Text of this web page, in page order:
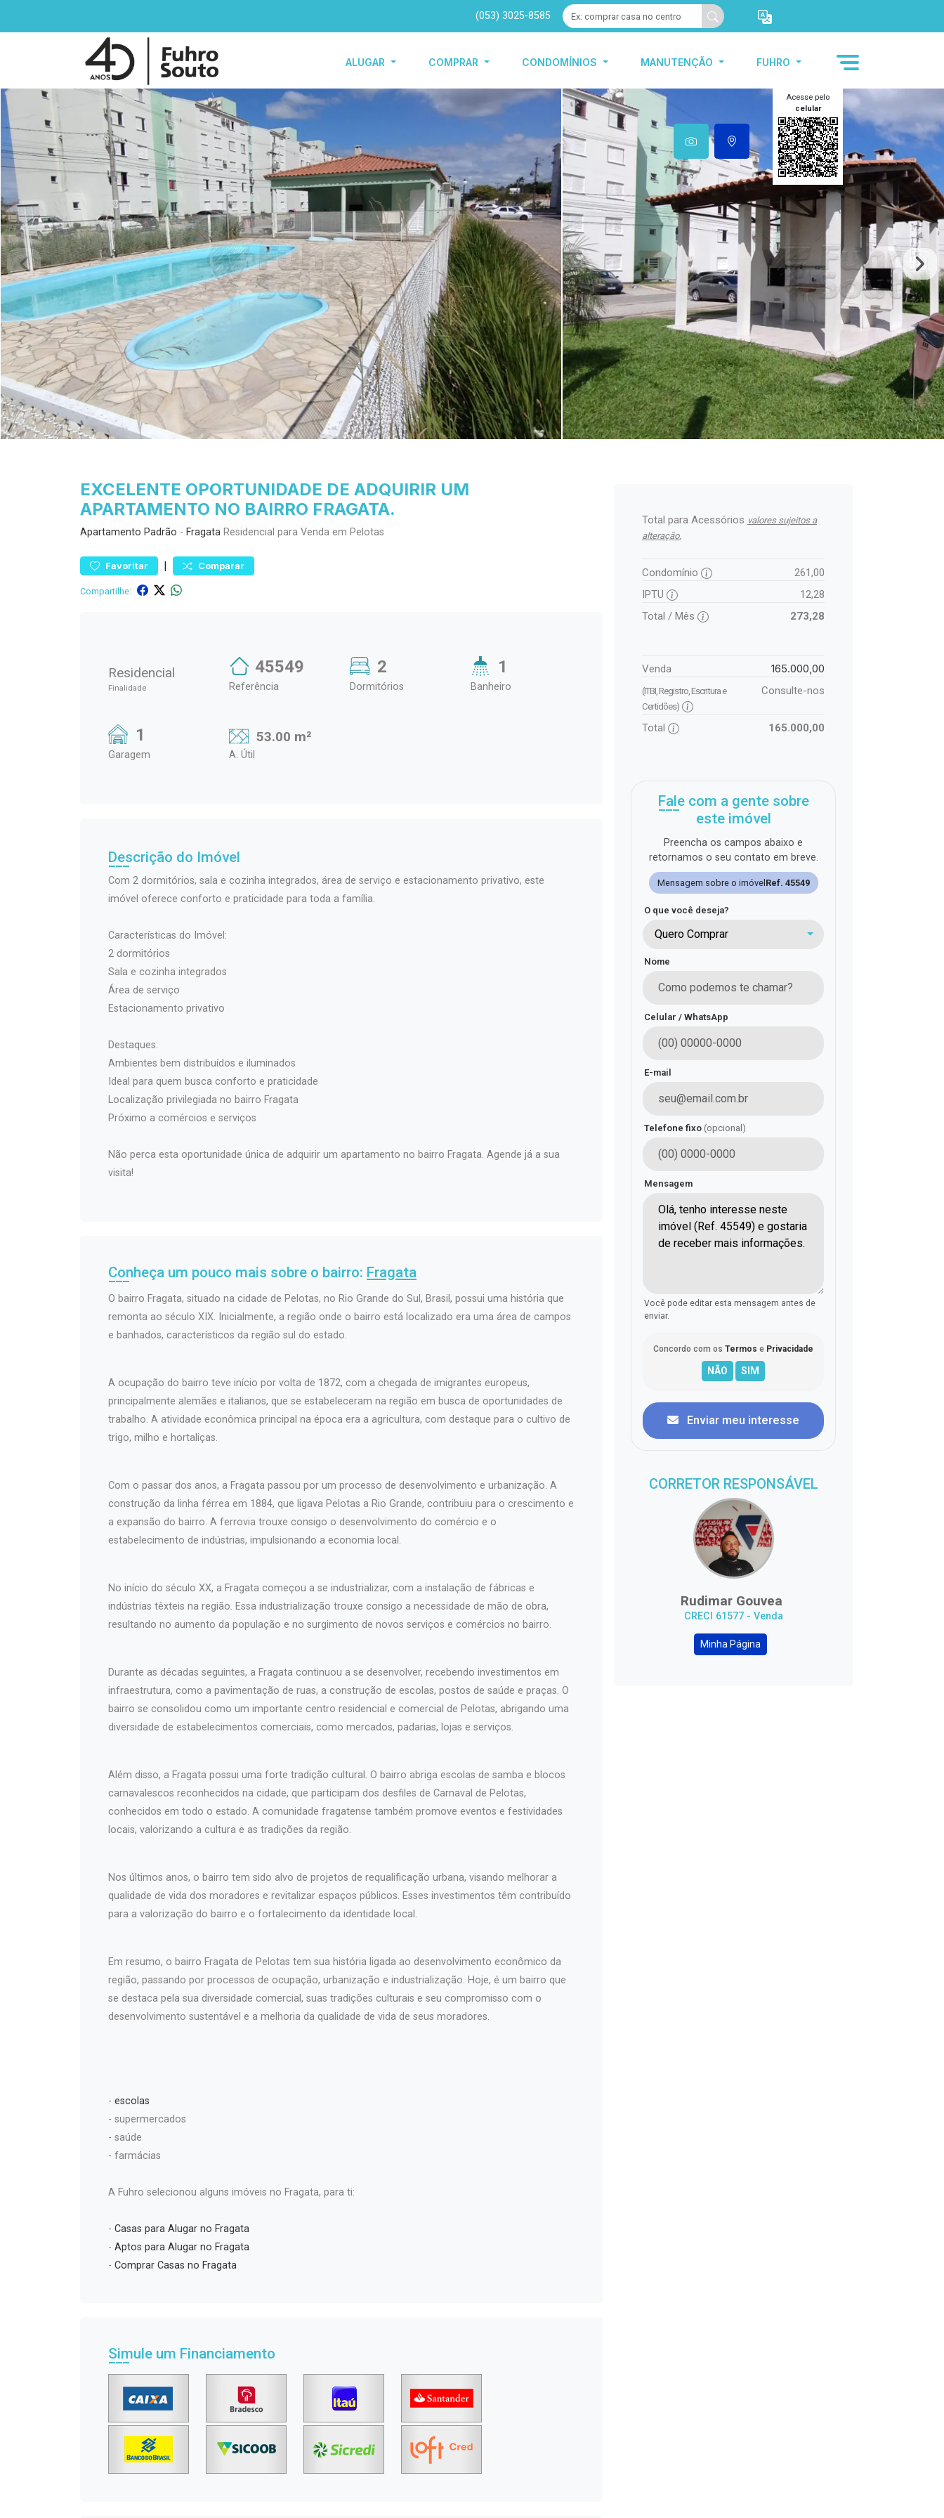
(053) 3025-8585
ALUGAR COMPRAR CONDOMÍNIOS MANUTENÇÃO FUHRO
Acesse pelo
celular
EXCELENTE OPORTUNIDADE DE ADQUIRIR UM
APARTAMENTO NO BAIRRO FRAGATA.
Apartamento Padrão - Fragata Residencial para Venda em Pelotas
Favoritar | Comparar
Compartilhe:
Residencial
Finalidade
45549
Referência
2
Dormitórios
1
Banheiro
1
Garagem
53.00 m²
A. Útil
Descrição do Imóvel
Com 2 dormitórios, sala e cozinha integrados, área de serviço e estacionamento privativo, este
imóvel oferece conforto e praticidade para toda a família.
Características do Imóvel:
2 dormitórios
Sala e cozinha integrados
Área de serviço
Estacionamento privativo
Destaques:
Ambientes bem distribuídos e iluminados
Ideal para quem busca conforto e praticidade
Localização privilegiada no bairro Fragata
Próximo a comércios e serviços
Não perca esta oportunidade única de adquirir um apartamento no bairro Fragata. Agende já a sua
visita!
Conheça um pouco mais sobre o bairro: Fragata
O bairro Fragata, situado na cidade de Pelotas, no Rio Grande do Sul, Brasil, possui uma história que
remonta ao século XIX. Inicialmente, a região onde o bairro está localizado era uma área de campos
e banhados, característicos da região sul do estado.
A ocupação do bairro teve início por volta de 1872, com a chegada de imigrantes europeus,
principalmente alemães e italianos, que se estabeleceram na região em busca de oportunidades de
trabalho. A atividade econômica principal na época era a agricultura, com destaque para o cultivo de
trigo, milho e hortaliças.
Com o passar dos anos, a Fragata passou por um processo de desenvolvimento e urbanização. A
construção da linha férrea em 1884, que ligava Pelotas a Rio Grande, contribuiu para o crescimento e
a expansão do bairro. A ferrovia trouxe consigo o desenvolvimento do comércio e o
estabelecimento de indústrias, impulsionando a economia local.
No início do século XX, a Fragata começou a se industrializar, com a instalação de fábricas e
indústrias têxteis na região. Essa industrialização trouxe consigo a necessidade de mão de obra,
resultando no aumento da população e no surgimento de novos serviços e comércios no bairro.
Durante as décadas seguintes, a Fragata continuou a se desenvolver, recebendo investimentos em
infraestrutura, como a pavimentação de ruas, a construção de escolas, postos de saúde e praças. O
bairro se consolidou como um importante centro residencial e comercial de Pelotas, abrigando uma
diversidade de estabelecimentos comerciais, como mercados, padarias, lojas e serviços.
Além disso, a Fragata possui uma forte tradição cultural. O bairro abriga escolas de samba e blocos
carnavalescos reconhecidos na cidade, que participam dos desfiles de Carnaval de Pelotas,
conhecidos em todo o estado. A comunidade fragatense também promove eventos e festividades
locais, valorizando a cultura e as tradições da região.
Nos últimos anos, o bairro tem sido alvo de projetos de requalificação urbana, visando melhorar a
qualidade de vida dos moradores e revitalizar espaços públicos. Esses investimentos têm contribuído
para a valorização do bairro e o fortalecimento da identidade local.
Em resumo, o bairro Fragata de Pelotas tem sua história ligada ao desenvolvimento econômico da
região, passando por processos de ocupação, urbanização e industrialização. Hoje, é um bairro que
se destaca pela sua diversidade comercial, suas tradições culturais e seu compromisso com o
desenvolvimento sustentável e a melhoria da qualidade de vida de seus moradores.
- escolas
- supermercados
- saúde
- farmácias
A Fuhro selecionou alguns imóveis no Fragata, para ti:
- Casas para Alugar no Fragata
- Aptos para Alugar no Fragata
- Comprar Casas no Fragata
Simule um Financiamento
Total para Acessórios valores sujeitos a
alteração.
Condomínio
261,00
IPTU
12,28
Total / Mês
273,28
Venda 165.000,00
(ITBI, Registro, Escritura e
Certidões)
Consulte-nos
Total 165.000,00
Fale com a gente sobre
este imóvel
Preencha os campos abaixo e
retornamos o seu contato em breve.
Mensagem sobre o imóvel Ref. 45549
O que você deseja?
Quero Comprar
Nome
Celular / WhatsApp
E-mail
Telefone fixo (opcional)
Mensagem
Você pode editar esta mensagem antes de
enviar.
Concordo com os Termos e Privacidade
Enviar meu interesse
CORRETOR RESPONSÁVEL
Rudimar Gouvea
CRECI 61577 - Venda
Minha Página